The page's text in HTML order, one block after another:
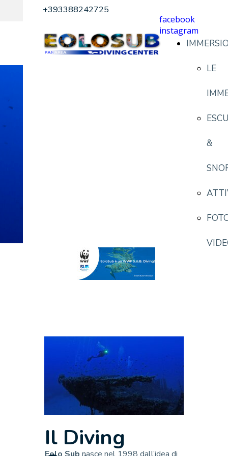
+393388242725
facebook
instagram
LE
&
Il Diving